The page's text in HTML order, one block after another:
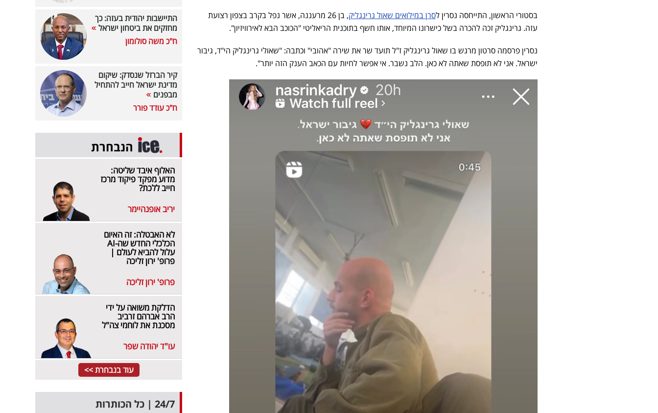
בסטורי הראשון, התייחסה נסרין לסרן במילואים שאול גרינגליק
, בן 26 מרעננה, אשר נפל בקרב בצפון רצועת
עזה. גרינגליק זכה להכרה בשל כישרונו המיוחד, אותו חשף בתוכנית הריאליטי "הכוכב הבא לאירוויזיון".
נסרין פרסמה סרטון מרגש בו שאול גרינגליק ז"ל תועד שר את שירה "אהובי" וכתבה: "שאולי גרינגליק הי"ד, גיבור
ישראל. אני לא תופסת שאתה לא כאן. הלב נשבר. אי אפשר לחיות עם הכאב הענק הזה יותר".
התיישבות יהודית בעזה: כך
מחזקים את ביטחון ישראל
ח"כ משה סולומון
קיר הברזל שנסדק: שיקום
מדינת ישראל חייב להתחיל
מבפנים
ח"כ עודד פורר
הנבחרת
האלוף איבד שליטה:
מדוע מפקד פיקוד מרכז
חייב ללכת?
יריב אופנהיימר
לא האבטלה: זה האיום
הכלכלי החדש שה-AI
עלול להביא לעולם |
פרופ' ירון זליכה
פרופ' ירון זליכה
הדלקת משואה על ידי
הרב אברהם זרביב
מסכנת את לוחמי צה"ל
עו"ד יהודה שפר
עוד בנבחרת >>
24/7 | כל הכותרות